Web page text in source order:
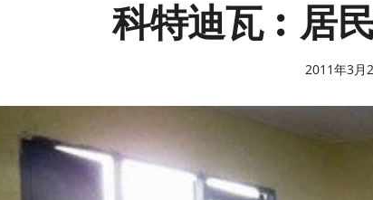
科特迪瓦︰居
2011年3月